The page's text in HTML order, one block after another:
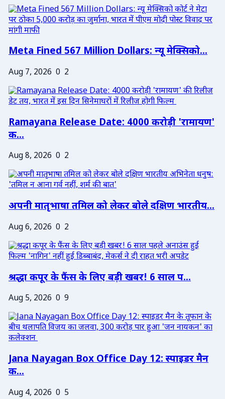
Meta Fined 567 Million Dollars: न्यू मेक्सिको...
Aug 7, 2026 0 2
Ramayana Release Date: 4000 करोड़ी 'रामायण'
क...
Aug 8, 2026 0 2
अपनी मातृभाषा तमिल को लेकर बोले दक्षिण भारतीय...
Aug 6, 2026 0 2
श्रद्धा कपूर के फैंस के लिए बड़ी खबर! 6 साल प...
Aug 5, 2026 0 9
Jana Nayagan Box Office Day 12: स्पाइडर मैन
क...
Aug 4, 2026 0 5